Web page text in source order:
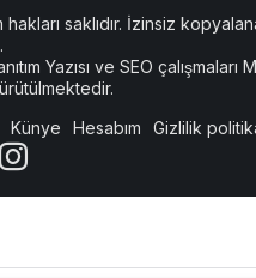
saklıdır. İzinsiz
Yazısı ve SEO çalışmaları
Künye Hesabım Gizlilik